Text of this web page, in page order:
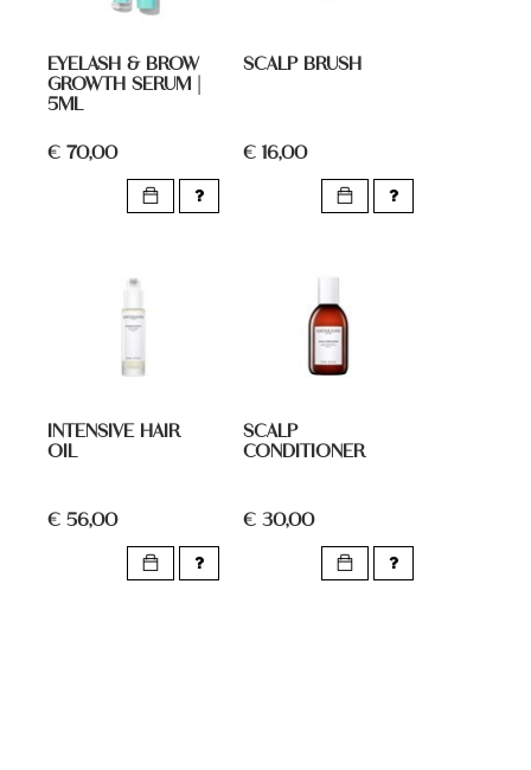
EYELASH & BROW
GROWTH SERUM |
5ML
€ 70,00
SCALP BRUSH
€ 16,00
INTENSIVE HAIR
OIL
€ 56,00
SCALP
CONDITIONER
€ 30,00